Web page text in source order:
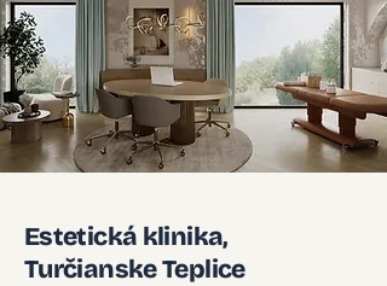
Estetická klinika,
Turčianske Teplice